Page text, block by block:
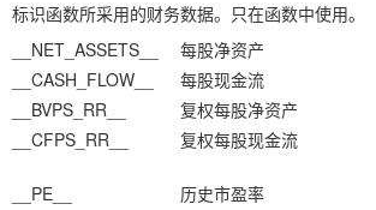
标识函数所采用的财务数据。只在函数中使用。
__NET_ASSETS__
每股净资产
__CASH_FLOW__
每股现金流
__BVPS_RR__
复权每股净资产
__CFPS_RR__
复权每股现金流
__PE__
历史市盈率